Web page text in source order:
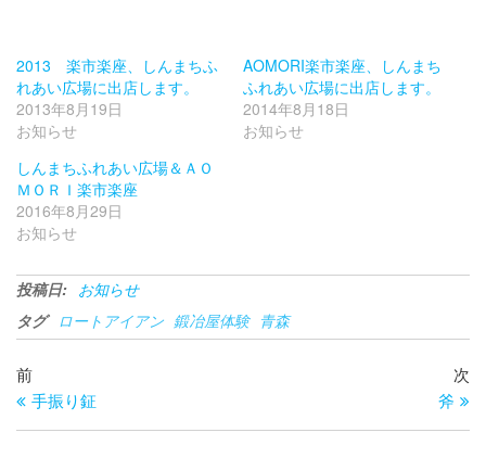
2013 楽市楽座、しんまちふ
れあい広場に出店します。
2013年8月19日
お知らせ
AOMORI楽市楽座、しんまち
ふれあい広場に出店します。
2014年8月18日
お知らせ
しんまちふれあい広場＆ＡＯ
ＭＯＲＩ楽市楽座
2016年8月29日
お知らせ
投稿日: お知らせ
タグ
ロートアイアン 鍛冶屋体験 青森
投
稿
過
去
の
前
手振り鉦
投
次
斧